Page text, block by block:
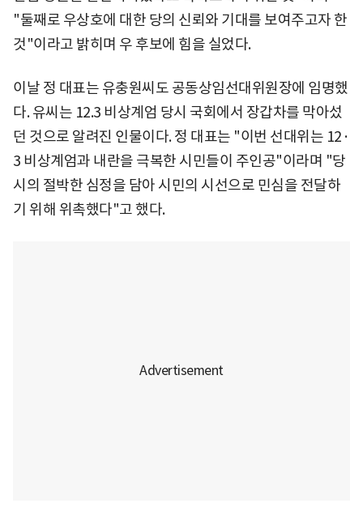
"둘째로 우상호에 대한 당의 신뢰와 기대를 보여주고자 한
것"이라고 밝히며 우 후보에 힘을 실었다.
이날 정 대표는 유충원씨도 공동상임선대위원장에 임명했
다. 유씨는 12.3 비상계엄 당시 국회에서 장갑차를 막아섰
던 것으로 알려진 인물이다. 정 대표는 "이번 선대위는 12·
3 비상계엄과 내란을 극복한 시민들이 주인공"이라며 "당
시의 절박한 심정을 담아 시민의 시선으로 민심을 전달하
기 위해 위촉했다"고 했다.